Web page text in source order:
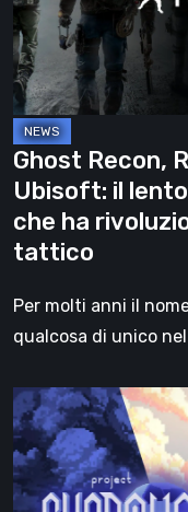
la
crisi
di
Ubisoft:
il
lento
declino
di
un
marchio
rivoluzionato
lo
sparatutto
tattico
Ghost Recon,
Ubisoft: il
che ha
tattico
Per molti anni il
qualcosa di unico
Un
affascinante
immersive
sim